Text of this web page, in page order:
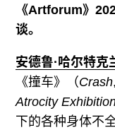
《Artforum》
谈。
安德鲁·哈尔特克
《撞车》（Crash
Atrocity
下的各种身体不